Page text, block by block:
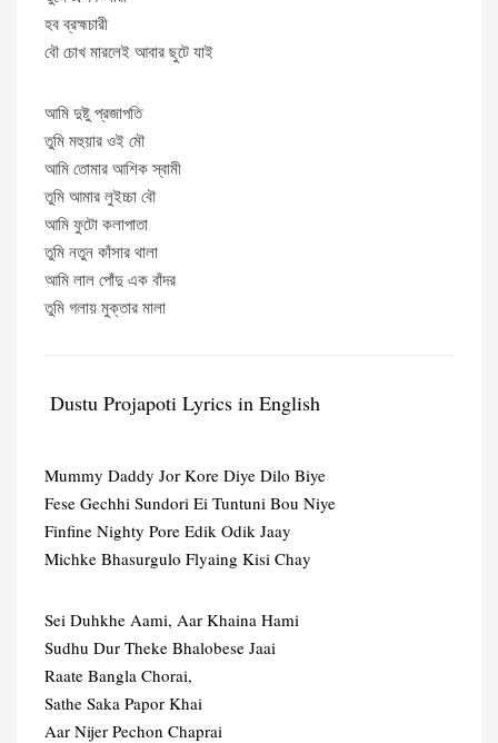
হব ব্রহ্মচারী
বৌ চোখ মারলেই আবার ছুটে যাই
আমি দুষ্টু প্রজাপতি
তুমি মহুয়ার ওই মৌ
আমি তোমার আশিক স্বামী
তুমি আমার লুইচ্চা বৌ
আমি ফুটো কলাপাতা
তুমি নতুন কাঁসার থালা
আমি লাল পোঁদু এক বাঁদর
তুমি গলায় মুক্তার মালা
Dustu Projapoti Lyrics in English
Mummy Daddy Jor Kore Diye Dilo Biye
Fese Gechhi Sundori Ei Tuntuni Bou Niye
Finfine Nighty Pore Edik Odik Jaay
Michke Bhasurgulo Flyaing Kisi Chay
Sei Duhkhe Aami, Aar Khaina Hami
Sudhu Dur Theke Bhalobese Jaai
Raate Bangla Chorai,
Sathe Saka Papor Khai
Aar Nijer Pechon Chaprai